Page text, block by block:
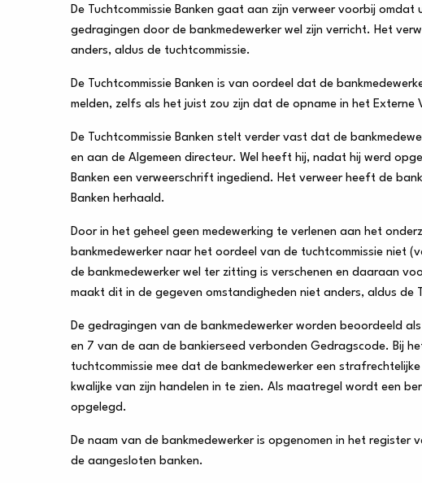
De Tuchtcommissie Banken gaat aan zijn verweer voorbij
gedragingen door de bankmedewerker wel zijn verricht. Het
anders, aldus de tuchtcommissie.
De Tuchtcommissie Banken is van oordeel dat de
melden, zelfs als het juist zou zijn dat de opname in het Externe
De Tuchtcommissie Banken stelt verder vast dat de
en aan de Algemeen directeur. Wel heeft hij, nadat hij werd
Banken een verweerschrift ingediend. Het verweer heeft de
Banken herhaald.
Door in het geheel geen medewerking te verlenen aan het
bankmedewerker naar het oordeel van de tuchtcommissie niet
de bankmedewerker wel ter zitting is verschenen en daaraan
maakt dit in de gegeven omstandigheden niet anders, aldus de
De gedragingen van de bankmedewerker worden beoordeeld
en 7 van de aan de bankierseed verbonden Gedragscode. Bij
tuchtcommissie mee dat de bankmedewerker een
kwalijke van zijn handelen in te zien. Als maatregel wordt een
opgelegd.
De naam van de bankmedewerker is opgenomen in het register
de aangesloten banken.